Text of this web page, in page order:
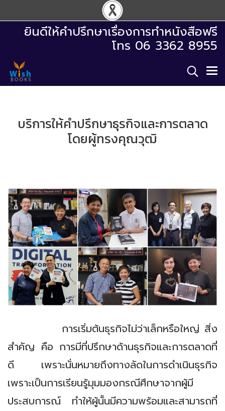
ยินดีให้คำปรึกษาเรื่องการทำหนังสือฟรี
โทร 06 3362 8955
บริการให้คำปรึกษาธุรกิจและการตลาด
โดยผู้ทรงคุณวุฒิ
การเริ่มต้นธุรกิจไม่ว่าเล็กหรือใหญ่ สิ่ง
สำคัญ คือ การมีที่ปรึกษาด้านธุรกิจและการตลาดที่
ดี เพราะนั่นหมายถึงทางลัดในการดำเนินธุรกิจ
เพราะเป็นการเรียนรู้มุมมองกรณีศึกษาจากผู้มี
ประสบการณ์ ทำให้ผู้นั้นมีความพร้อมและสามารถที่